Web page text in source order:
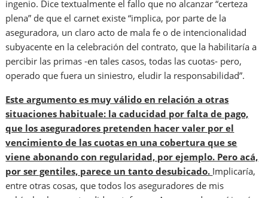
ingenio. Dice textualmente el fallo que no alcanzar “certeza
plena” de que el carnet existe “implica, por parte de la
aseguradora, un claro acto de mala fe o de intencionalidad
subyacente en la celebración del contrato, que la habilitaría a
percibir las primas -en tales casos, todas las cuotas- pero,
operado que fuera un siniestro, eludir la responsabilidad”.
Este argumento es muy válido en relación a otras
situaciones habituale: la caducidad por falta de pago,
que los aseguradores pretenden hacer valer por el
vencimiento de las cuotas en una cobertura que se
viene abonando con regularidad, por ejemplo. Pero acá,
por ser gentiles, parece un tanto desubicado. Implicaría,
entre otras cosas, que todos los aseguradores de mis